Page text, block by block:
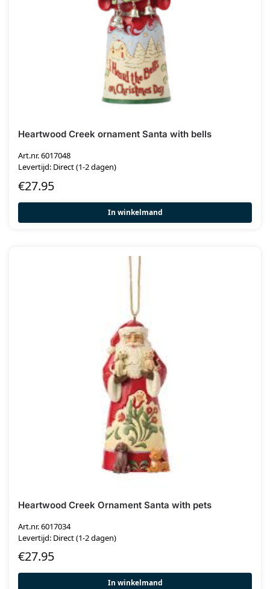
Heartwood Creek ornament Santa with bells
Art.nr. 6017048
Levertijd: Direct (1-2 dagen)
€27.95
In winkelmand
Heartwood Creek Ornament Santa with pets
Art.nr. 6017034
Levertijd: Direct (1-2 dagen)
€27.95
In winkelmand